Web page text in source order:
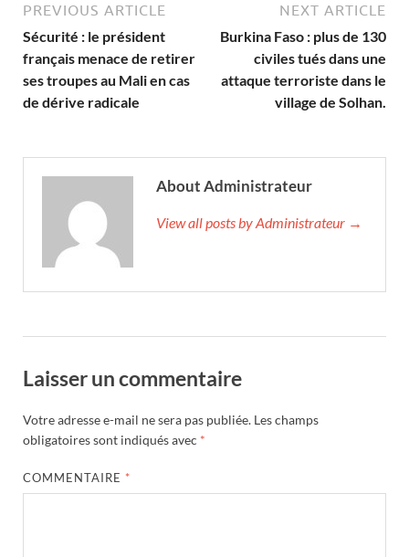
PREVIOUS ARTICLE
Sécurité : le président
français menace de retirer
ses troupes au Mali en cas
de dérive radicale
NEXT ARTICLE
Burkina Faso : plus de 130
civiles tués dans une
attaque terroriste dans le
village de Solhan.
About Administrateur
View all posts by Administrateur →
Laisser un commentaire
Votre adresse e-mail ne sera pas publiée. Les champs
obligatoires sont indiqués avec *
COMMENTAIRE *